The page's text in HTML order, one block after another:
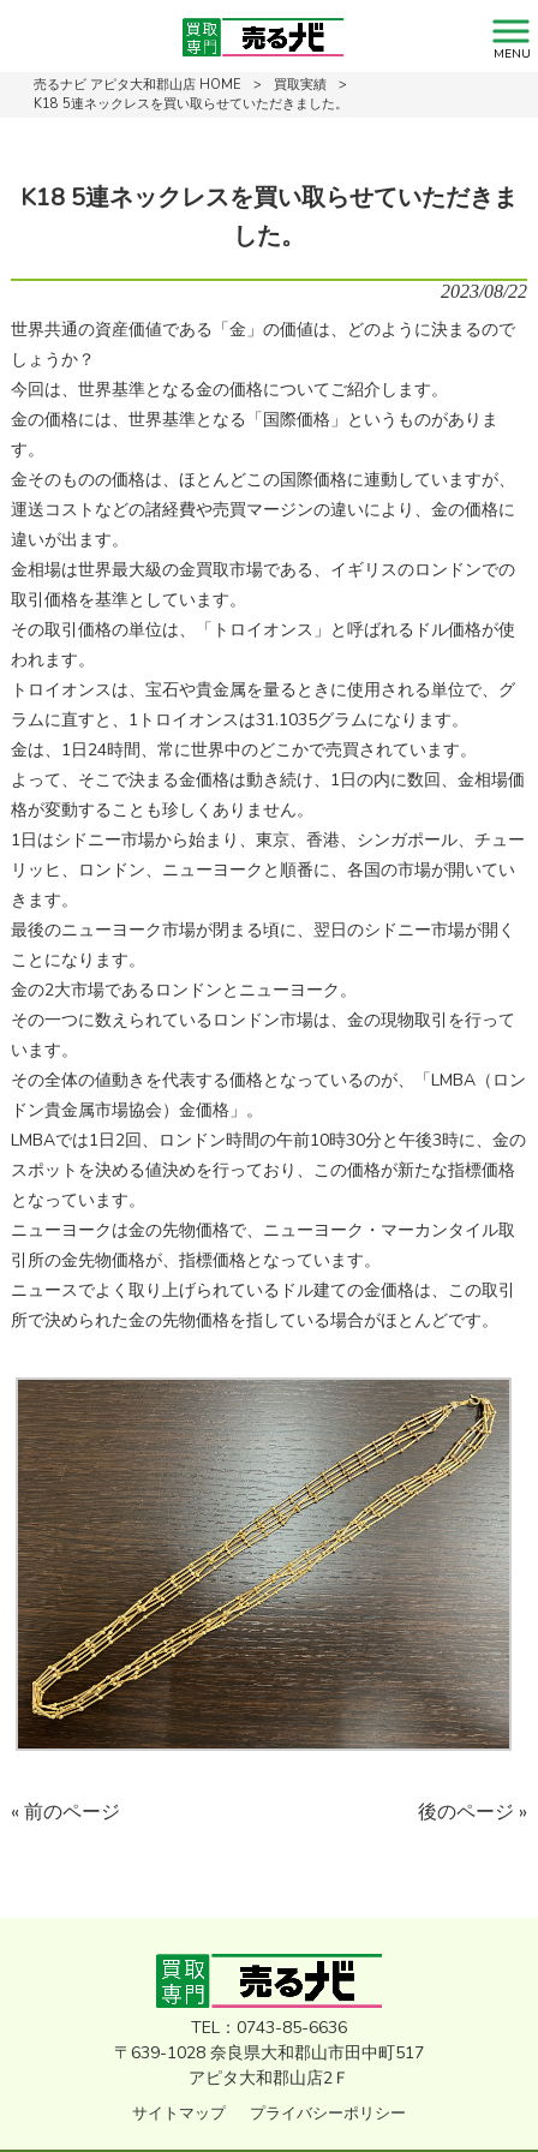
MENU
売るナビ アピタ大和郡山店 HOME > 買取実績
>
K18 5連ネックレスを買い取らせていただきました。
K18 5連ネックレスを買い取らせていただきま
した。
2023/08/22
世界共通の資産価値である「金」の価値は、どのように決まるので
しょうか？
今回は、世界基準となる金の価格についてご紹介します。
金の価格には、世界基準となる「国際価格」というものがありま
す。
金そのものの価格は、ほとんどこの国際価格に連動していますが、
運送コストなどの諸経費や売買マージンの違いにより、金の価格に
違いが出ます。
金相場は世界最大級の金買取市場である、イギリスのロンドンでの
取引価格を基準としています。
その取引価格の単位は、「トロイオンス」と呼ばれるドル価格が使
われます。
トロイオンスは、宝石や貴金属を量るときに使用される単位で、グ
ラムに直すと、1トロイオンスは31.1035グラムになります。
金は、1日24時間、常に世界中のどこかで売買されています。
よって、そこで決まる金価格は動き続け、1日の内に数回、金相場価
格が変動することも珍しくありません。
1日はシドニー市場から始まり、東京、香港、シンガポール、チュー
リッヒ、ロンドン、ニューヨークと順番に、各国の市場が開いてい
きます。
最後のニューヨーク市場が閉まる頃に、翌日のシドニー市場が開く
ことになります。
金の2大市場であるロンドンとニューヨーク。
その一つに数えられているロンドン市場は、金の現物取引を行って
います。
その全体の値動きを代表する価格となっているのが、「LMBA（ロン
ドン貴金属市場協会）金価格」。
LMBAでは1日2回、ロンドン時間の午前10時30分と午後3時に、金の
スポットを決める値決めを行っており、この価格が新たな指標価格
となっています。
ニューヨークは金の先物価格で、ニューヨーク・マーカンタイル取
引所の金先物価格が、指標価格となっています。
ニュースでよく取り上げられているドル建ての金価格は、この取引
所で決められた金の先物価格を指している場合がほとんどです。
« 前のページ 後のページ »
TEL：0743-85-6636
〒639-1028 奈良県大和郡山市田中町517
アピタ大和郡山店2Ｆ
サイトマップ プライバシーポリシー